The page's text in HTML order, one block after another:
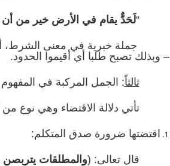
“لَحَدٌّ يقام في الأرض خير من أن
جملة خبرية في معنى الشرط، أي
– وبذلك تصبح طلبا أي أقيموا الحدود.
ثالثاً: الجمل المركبة في
تأتي دلالة الاقتضاء وهي نوع من
اقتضتها ضرورة صدق المتكلم:
قال تعالى: (والمطلقات يتربصن